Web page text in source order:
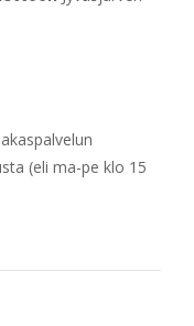
(eli ma-pe klo 15